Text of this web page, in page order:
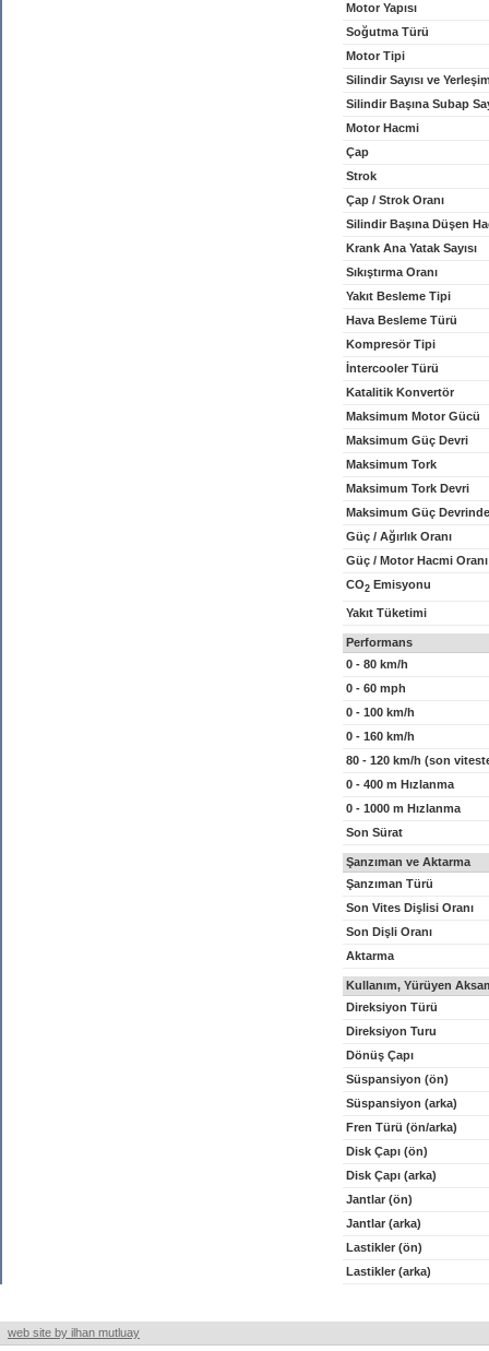
Motor Yapısı
Soğutma Türü
Motor Tipi
Silindir Sayısı ve
Silindir Başına Subap
Motor Hacmi
Çap
Strok
Çap / Strok Oranı
Silindir Başına Düşen
Krank Ana Yatak Sayısı
Sıkıştırma Oranı
Yakıt Besleme Tipi
Hava Besleme Türü
Kompresör Tipi
İntercooler Türü
Katalitik Konvertör
Maksimum Motor Gücü
Maksimum Güç Devri
Maksimum Tork
Maksimum Tork Devri
Maksimum Güç
Güç / Ağırlık Oranı
Güç / Motor Hacmi Oranı
CO2 Emisyonu
Yakıt Tüketimi
Performans
0 - 80 km/h
0 - 60 mph
0 - 100 km/h
0 - 160 km/h
80 - 120 km/h (son
0 - 400 m Hızlanma
0 - 1000 m Hızlanma
Son Sürat
Şanzıman ve Aktarma
Şanzıman Türü
Son Vites Dişlisi Oranı
Son Dişli Oranı
Aktarma
Kullanım, Yürüyen
Direksiyon Türü
Direksiyon Turu
Dönüş Çapı
Süspansiyon (ön)
Süspansiyon (arka)
Fren Türü (ön/arka)
Disk Çapı (ön)
Disk Çapı (arka)
Jantlar (ön)
Jantlar (arka)
Lastikler (ön)
Lastikler (arka)
web site by ilhan mutluay